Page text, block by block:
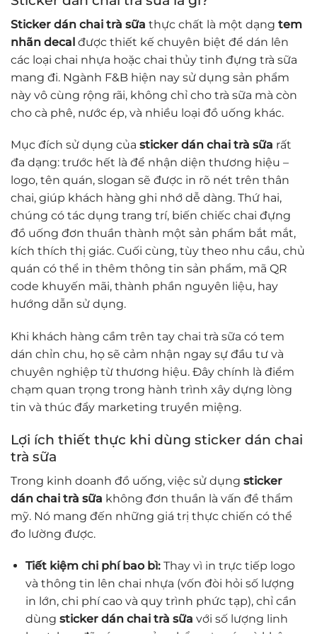
Sticker dán chai trà sữa thực chất là một dạng tem
nhãn decal được thiết kế chuyên biệt để dán lên
các loại chai nhựa hoặc chai thủy tinh đựng trà sữa
mang đi. Ngành F&B hiện nay sử dụng sản phẩm
này vô cùng rộng rãi, không chỉ cho trà sữa mà còn
cho cà phê, nước ép, và nhiều loại đồ uống khác.
Mục đích sử dụng của sticker dán chai trà sữa rất
đa dạng: trước hết là để nhận diện thương hiệu –
logo, tên quán, slogan sẽ được in rõ nét trên thân
chai, giúp khách hàng ghi nhớ dễ dàng. Thứ hai,
chúng có tác dụng trang trí, biến chiếc chai đựng
đồ uống đơn thuần thành một sản phẩm bắt mắt,
kích thích thị giác. Cuối cùng, tùy theo nhu cầu, chủ
quán có thể in thêm thông tin sản phẩm, mã QR
code khuyến mãi, thành phần nguyên liệu, hay
hướng dẫn sử dụng.
Khi khách hàng cầm trên tay chai trà sữa có tem
dán chỉn chu, họ sẽ cảm nhận ngay sự đầu tư và
chuyên nghiệp từ thương hiệu. Đây chính là điểm
chạm quan trọng trong hành trình xây dựng lòng
tin và thúc đẩy marketing truyền miệng.
Lợi ích thiết thực khi dùng sticker dán chai
trà sữa
Trong kinh doanh đồ uống, việc sử dụng sticker
dán chai trà sữa không đơn thuần là vấn đề thẩm
mỹ. Nó mang đến những giá trị thực chiến có thể
đo lường được.
Tiết kiệm chi phí bao bì:Thay vì in trực tiếp logo
và thông tin lên chai nhựa (vốn đòi hỏi số lượng
in lớn, chi phí cao và quy trình phức tạp), chỉ cần
dùng sticker dán chai trà sữa với số lượng linh